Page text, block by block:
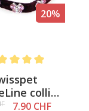
20%
moyenne de 5 sur 5
collier
chats
7.90 CHF